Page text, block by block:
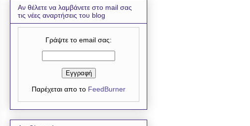
Αν θέλετε να λαμβάνετε στο mail σας
τις νέες αναρτήσεις του blog
Γράψτε το email σας:
Παρέχεται απο το FeedBurner